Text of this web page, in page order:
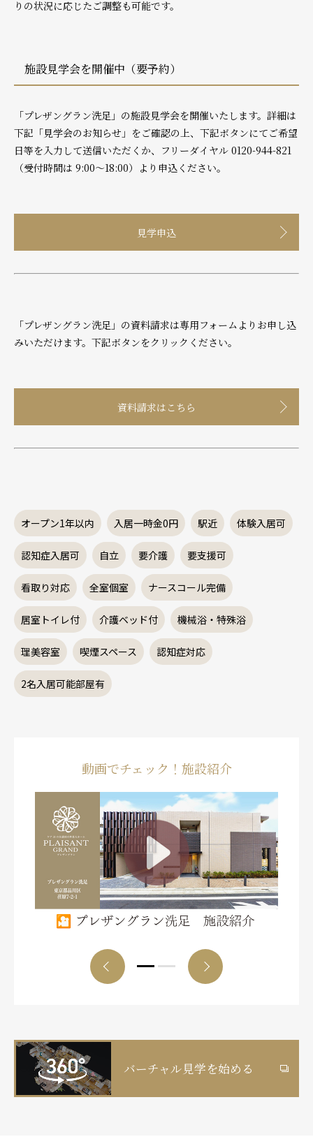
りの状況に応じたご調整も可能です。
施設見学会を開催中（要予約）
「プレザングラン洗足」の施設見学会を開催いたします。詳細は
下記「見学会のお知らせ」をご確認の上、下記ボタンにてご希望
日等を入力して送信いただくか、フリーダイヤル 0120-944-821
（受付時間は 9:00～18:00）より申込ください。
見学申込
「プレザングラン洗足」の資料請求は専用フォームよりお申し込
みいただけます。下記ボタンをクリックください。
資料請求はこちら
オープン1年以内 入居一時金0円 駅近 体験入居可
認知症入居可 自立 要介護 要支援可
看取り対応 全室個室 ナースコール完備
居室トイレ付 介護ベッド付 機械浴・特殊浴
理美容室 喫煙スペース 認知症対応
2名入居可能部屋有
動画でチェック！施設紹介
バーチャル見学を始める